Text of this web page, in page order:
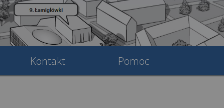
Kontakt Pomoc